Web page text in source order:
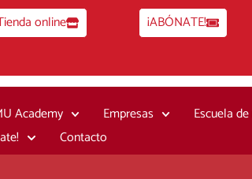
online ¡ABÓNATE!
Academy Empresas
Escuela
Contacto